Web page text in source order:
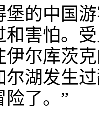
堡的中国
和害怕。
伊尔库茨
尔湖发生
险了。”